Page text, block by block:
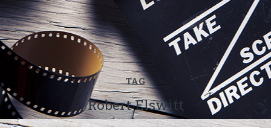
TAG
Robert Elswitt